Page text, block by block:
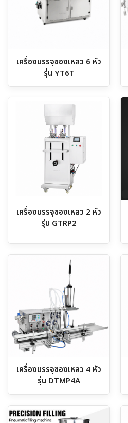
เครื่องบรรจุของเหลว 6 หัว
รุ่น YT6T
เครื่องบรรจุของเหลว 2 หัว
รุ่น GTRP2
เครื่องบรรจุของเหลว 4 หัว
รุ่น DTMP4A